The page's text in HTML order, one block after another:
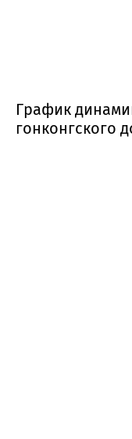
График
гонконгского